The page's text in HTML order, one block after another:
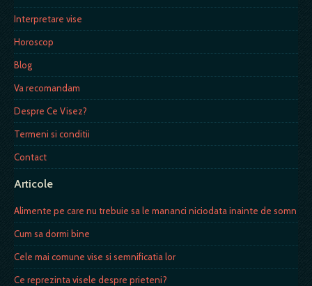
Interpretare vise
Horoscop
Blog
Va recomandam
Despre Ce Visez?
Termeni si conditii
Contact
Articole
Alimente pe care nu trebuie sa le mananci niciodata inainte de somn
Cum sa dormi bine
Cele mai comune vise si semnificatia lor
Ce reprezinta visele despre prieteni?